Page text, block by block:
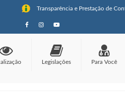
Transparência e Prestação de
Legislações Para Você